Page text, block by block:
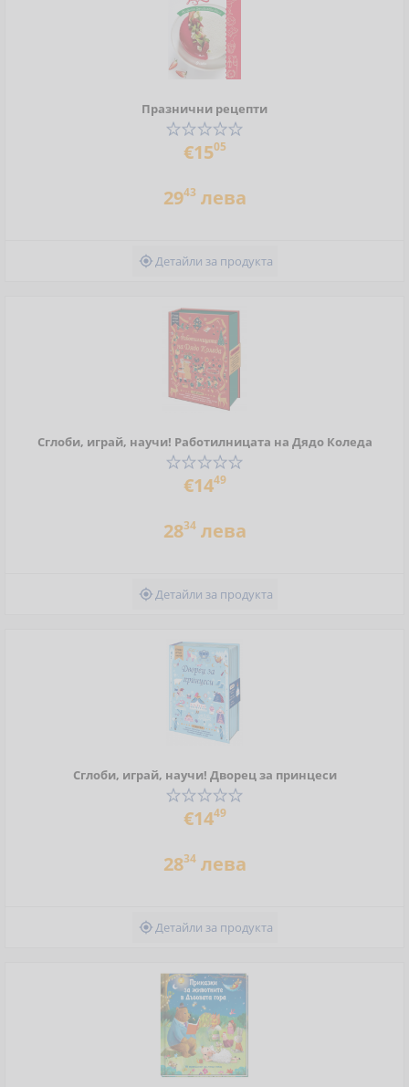
Празнични рецепти
€1505
2943лева
Детайли за продукта
Сглоби, играй, научи! Работилницата на Дядо Коледа
€1449
2834лева
Детайли за продукта
Сглоби, играй, научи! Дворец за принцеси
€1449
2834лева
Детайли за продукта